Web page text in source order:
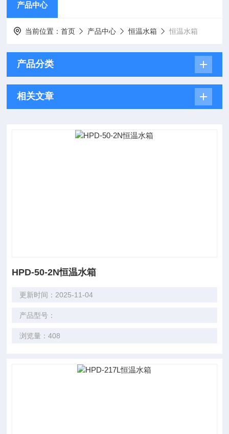
产品中心
当前位置：首页 产品中心 恒温水箱 恒温水箱
产品分类
相关文章
HPD-50-2N恒温水箱
更新时间：2025-11-04
产品型号：
浏览量：408